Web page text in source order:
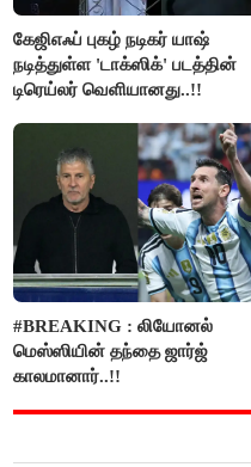
கேஜிஎஃப் புகழ் நடிகர் யாஷ்
நடித்துள்ள 'டாக்‌ஸிக்' படத்தின்
டிரெய்லர் வெளியானது..!!
#BREAKING : லியோனல்
மெஸ்ஸியின் தந்தை ஜார்ஜ்
காலமானார்..!!